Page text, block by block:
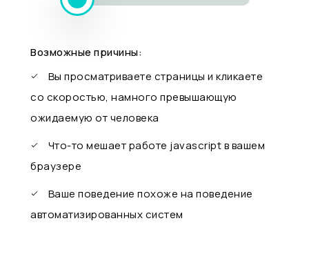
Возможные причины:
Вы просматриваете страницы и кликаете
со скоростью, намного превышающую
ожидаемую от человека
Что-то мешает работе javascript в вашем
браузере
Ваше поведение похоже на поведение
автоматизированных систем